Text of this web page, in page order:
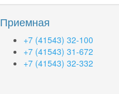
Приемная
+7 (41543) 32-100
+7 (41543) 31-672
+7 (41543) 32-332